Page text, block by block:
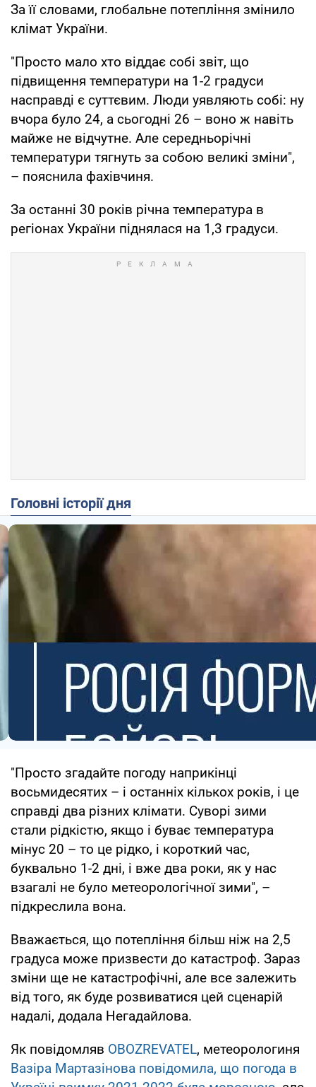
За її словами, глобальне потепління змінило
клімат України.
"Просто мало хто віддає собі звіт, що
підвищення температури на 1-2 градуси
насправді є суттєвим. Люди уявляють собі: ну
вчора було 24, а сьогодні 26 – воно ж навіть
майже не відчутне. Але середньорічні
температури тягнуть за собою великі зміни",
– пояснила фахівчиня.
За останні 30 років річна температура в
регіонах України піднялася на 1,3 градуси.
Головні історії дня
"Просто згадайте погоду наприкінці
восьмидесятих – і останніх кількох років, і це
справді два різних клімати. Суворі зими
стали рідкістю, якщо і буває температура
мінус 20 – то це рідко, і короткий час,
буквально 1-2 дні, і вже два роки, як у нас
взагалі не було метеорологічної зими", –
підкреслила вона.
Вважається, що потепління більш ніж на 2,5
градуса може призвести до катастроф. Зараз
зміни ще не катастрофічні, але все залежить
від того, як буде розвиватися цей сценарій
надалі, додала Негадайлова.
Як повідомляв OBOZREVATEL, метеорологиня
Вазіра Мартазінова повідомила, що погода в